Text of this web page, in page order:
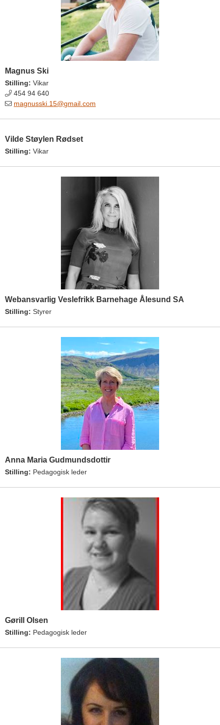
Magnus Ski
Stilling: Vikar
454 94 640
magnusski.15@gmail.com
Vilde Støylen Rødset
Stilling: Vikar
Webansvarlig Veslefrikk Barnehage Ålesund SA
Stilling: Styrer
Anna Maria Gudmundsdottir
Stilling: Pedagogisk leder
Gørill Olsen
Stilling: Pedagogisk leder